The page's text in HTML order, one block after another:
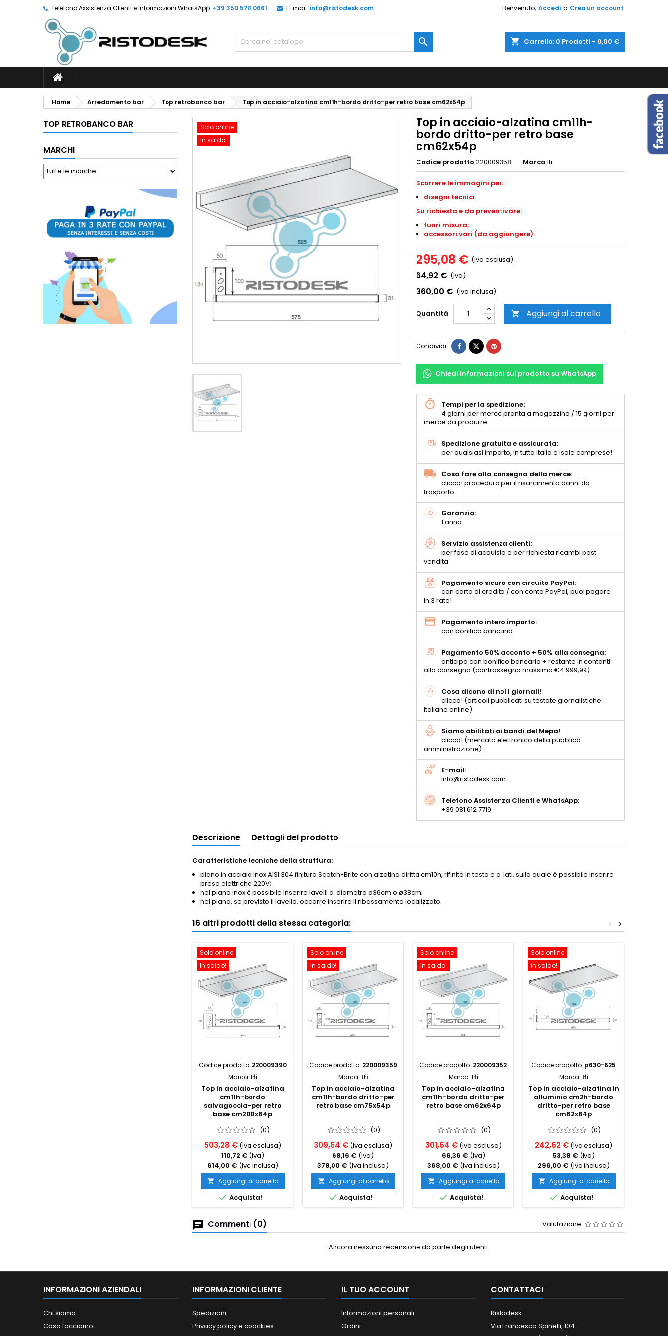
Telefono Assistenza Clienti e Informazioni WhatsApp: +39 350 578 0661 E-mail: info@ristodesk.com Benvenuto, Accedi o Crea un account
shopping_cart Carrello: 0 Prodotti - 0,00 €

Home Arredamento bar Top retrobanco bar Top in acciaio-alzatina cm11h-bordo dritto-per retro base cm62x54p
TOP RETROBANCO BAR
MARCHI
Solo online
In saldo!
Top in acciaio-alzatina cm11h-
bordo dritto-per retro base
cm62x54p
Codice prodotto 220009358 Marca Ifi
Scorrere le immagini per:
disegni tecnici.
Su richiesta e da preventivare:
fuori misura;
accessori vari (da aggiungere).
295,08 € (Iva esclusa)
64,92 € (Iva)
360,00 € (Iva inclusa)
Quantità  Aggiungi al carrello
Condividi
Chiedi informazioni sul prodotto su WhatsApp
Tempi per la spedizione:
4 giorni per merce pronta a magazzino / 15 giorni per
merce da produrre
Spedizione gratuita e assicurata:
per qualsiasi importo, in tutta Italia e isole comprese!
Cosa fare alla consegna della merce:
clicca! procedura per il risarcimento danni da
trasporto
Garanzia:
1 anno
Servizio assistenza clienti:
per fase di acquisto e per richiesta ricambi post
vendita
Pagamento sicuro con circuito PayPal:
con carta di credito / con conto PayPal, puoi pagare
in 3 rate!
Pagamento intero importo:
con bonifico bancario
Pagamento 50% acconto + 50% alla consegna:
anticipo con bonifico bancario + restante in contanti
alla consegna (contrassegno massimo €4.999,99)
Cosa dicono di noi i giornali!
clicca! (articoli pubblicati su testate giornalistiche
italiane online)
Siamo abilitati ai bandi del Mepa!
clicca! (mercato elettronico della pubblica
amministrazione)
E-mail:
info@ristodesk.com
Telefono Assistenza Clienti e WhatsApp:
+39 081 612 7719
Descrizione Dettagli del prodotto
Caratteristiche tecniche della struttura:
piano in acciaio inox AISI 304 finitura Scotch-Brite con alzatina diritta cm10h, rifinita in testa e ai lati, sulla quale è possibile inserire
prese elettriche 220V;
nel piano inox è possibile inserire lavelli di diametro ø36cm o ø38cm;
nel piano, se previsto il lavello, occorre inserire il ribassamento localizzato.
16 altri prodotti della stessa categoria: >
<
Solo online
In saldo!
Codice prodotto: 220009390
Marca: Ifi
Top in acciaio-alzatina
cm11h-bordo
salvagoccia-per retro
base cm200x64p
(0)
503,28 € (Iva esclusa)
110,72 € (Iva)
614,00 € (Iva inclusa)
 Aggiungi al carrello
 Acquista!
Solo online
In saldo!
Codice prodotto: 220009359
Marca: Ifi
Top in acciaio-alzatina
cm11h-bordo dritto-per
retro base cm75x54p
(0)
309,84 € (Iva esclusa)
68,16 € (Iva)
378,00 € (Iva inclusa)
 Aggiungi al carrello
 Acquista!
Solo online
In saldo!
Codice prodotto: 220009352
Marca: Ifi
Top in acciaio-alzatina
cm11h-bordo dritto-per
retro base cm62x64p
(0)
301,64 € (Iva esclusa)
66,36 € (Iva)
368,00 € (Iva inclusa)
 Aggiungi al carrello
 Acquista!
Solo online
In saldo!
Codice prodotto: p630-625
Marca: Ifi
Top in acciaio-alzatina in
alluminio cm2h-bordo
dritto-per retro base
cm62x64p
(0)
242,62 € (Iva esclusa)
53,38 € (Iva)
296,00 € (Iva inclusa)
 Aggiungi al carrello
 Acquista!
Commenti (0) Valutazione
Ancora nessuna recensione da parte degli utenti.
INFORMAZIONI AZIENDALI
Chi siamo
Cosa facciamo
INFORMAZIONI CLIENTE
Spedizioni
Privacy policy e coockies
IL TUO ACCOUNT
Informazioni personali
Ordini
CONTATTACI
Ristodesk
Via Francesco Spinelli, 104